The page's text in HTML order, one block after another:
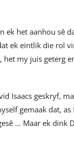
ek het aanhou sê
ek eintlik die rol
my juis geterg
Isaacs geskryf,
gemaak dat,
… Maar ek dink